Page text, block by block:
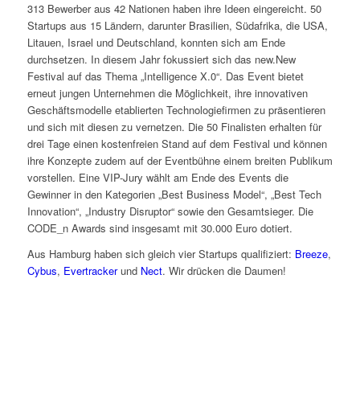
313 Bewerber aus 42 Nationen haben ihre Ideen eingereicht. 50
Startups aus 15 Ländern, darunter Brasilien, Südafrika, die USA,
Litauen, Israel und Deutschland, konnten sich am Ende
durchsetzen. In diesem Jahr fokussiert sich das new.New
Festival auf das Thema „Intelligence X.0“. Das Event bietet
erneut jungen Unternehmen die Möglichkeit, ihre innovativen
Geschäftsmodelle etablierten Technologiefirmen zu präsentieren
und sich mit diesen zu vernetzen. Die 50 Finalisten erhalten für
drei Tage einen kostenfreien Stand auf dem Festival und können
ihre Konzepte zudem auf der Eventbühne einem breiten Publikum
vorstellen. Eine VIP-Jury wählt am Ende des Events die
Gewinner in den Kategorien „Best Business Model“, „Best Tech
Innovation“, „Industry Disruptor“ sowie den Gesamtsieger. Die
CODE_n Awards sind insgesamt mit 30.000 Euro dotiert.
Aus Hamburg haben sich gleich vier Startups qualifiziert: Breeze,
Cybus, Evertrackerund Nect. Wir drücken die Daumen!